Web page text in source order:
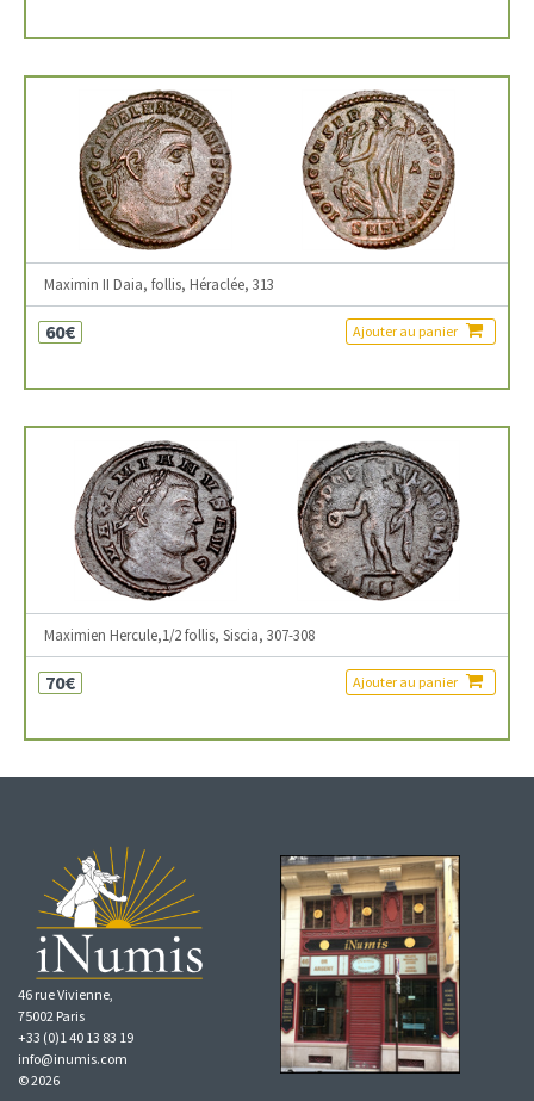
Maximin II Daia, follis, Héraclée, 313
60€ Ajouter au panier
Maximien Hercule,1/2 follis, Siscia, 307-308
70€ Ajouter au panier
46 rue Vivienne,
75002 Paris
+33 (0)1 40 13 83 19
info@inumis.com
© 2026